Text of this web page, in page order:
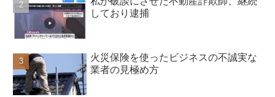
しており逮捕
火災保険を使ったビジネスの不誠実な
業者の見極め方